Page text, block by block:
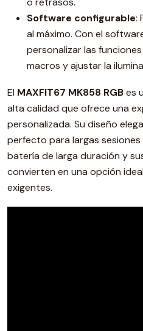
Software configurable:
al máximo. Con el
personalizar las
macros y ajustar la
El MAXFIT67 MK858 RGBes
alta calidad que ofrece una
personalizada. Su diseño
perfecto para largas sesiones
batería de larga duración y
convierten en una opción
exigentes.